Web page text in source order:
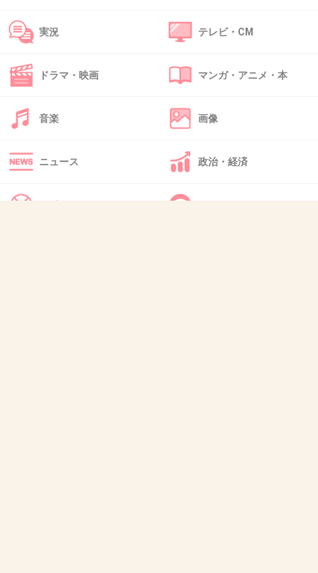
そういうトコばかり気にする人なんだ。保身に走ってんじ
ゃねえ、と思って、その後、すぐに投稿時にその人を外す
設定にした。
クソ上司、なめんじゃねえぞ。
47. 匿名 2019/06/21(金) 07:52:32
れた。どうやって検索したの？うーん、微妙。笑
実況 テレビ・CM
ドラマ・映画 マンガ・アニメ・本
音楽 画像
ニュース 政治・経済